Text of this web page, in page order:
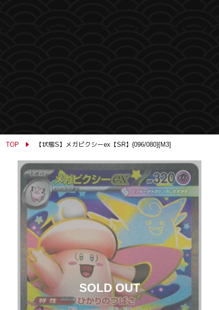
TOP 【状態S】メガピクシーex【SR】{096/080}[M3]